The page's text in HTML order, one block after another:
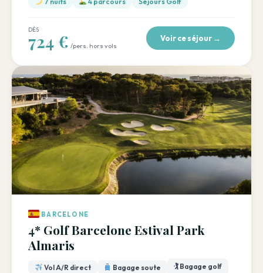
DÈS
724 € /pers. hors vols
Voir ce séjour →
BARCELONE
4* Golf Barcelone Estival Park
Almaris
Vol A/R direct Bagage soute
🏌️ Bagage golf